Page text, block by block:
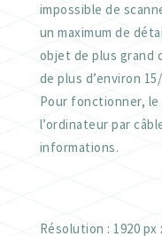
impossible de
un maximum de
objet de plus grand
de plus d’environ
Pour fonctionner,
l’ordinateur par
informations.
Résolution : 1920 px